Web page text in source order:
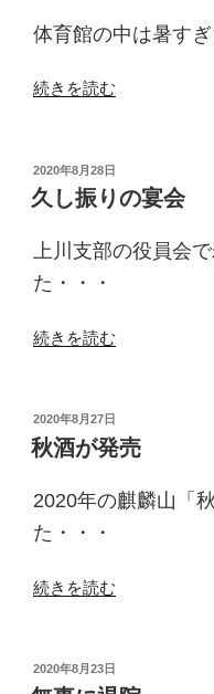
題
し
の
か”
体育館の中は暑すぎ
“殺
な
暑
の
続きを読む
投
稿
日:
2020年8月28日
久し振りの宴会
上川支部の役員会
た・・・
“久
り
の
会”
の
続きを読む
投
稿
日:
2020年8月27日
秋酒が発売
2020年の麒麟山「
た・・・
“秋
発
続きを読む
投
稿
2020年8月23日